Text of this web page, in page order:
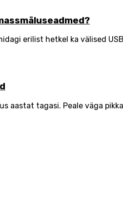
erilist hetkel ka välised
aastat tagasi. Peale väga